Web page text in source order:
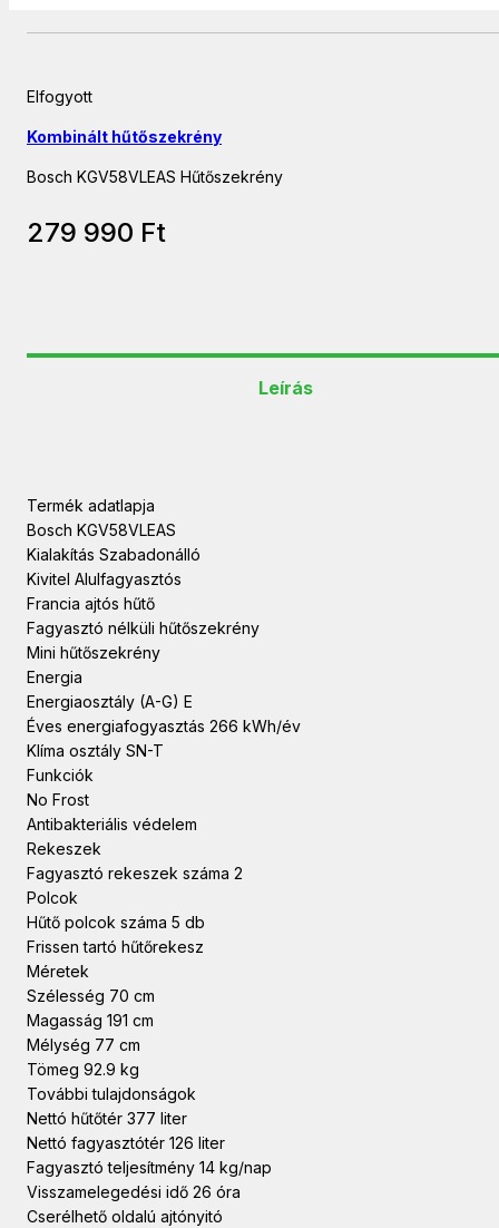
Kombinált hűtőszekrény
Bosch KGV58VLEAS Hűtőszekrény
279 990 Ft
Elfogyott
Leírás
Termék adatlapja
Bosch KGV58VLEAS
Kialakítás Szabadonálló
Kivitel Alulfagyasztós
Francia ajtós hűtő
Fagyasztó nélküli hűtőszekrény
Mini hűtőszekrény
Energia
Energiaosztály (A-G) E
Éves energiafogyasztás 266 kWh/év
Klíma osztály SN-T
Funkciók
No Frost
Antibakteriális védelem
Rekeszek
Fagyasztó rekeszek száma 2
Polcok
Hűtő polcok száma 5 db
Frissen tartó hűtőrekesz
Méretek
Szélesség 70 cm
Magasság 191 cm
Mélység 77 cm
Tömeg 92.9 kg
További tulajdonságok
Nettó hűtőtér 377 liter
Nettó fagyasztótér 126 liter
Fagyasztó teljesítmény 14 kg/nap
Visszamelegedési idő 26 óra
Cserélhető oldalú ajtónyitó